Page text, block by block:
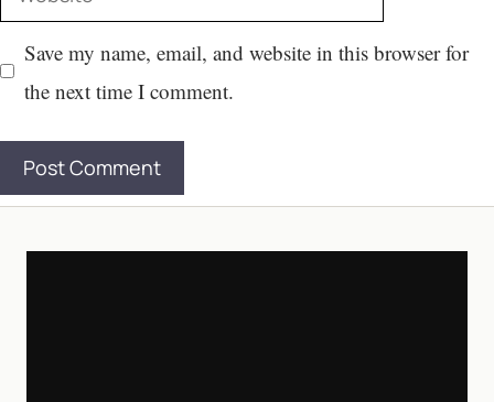
Save my name, email, and website in this browser for
the next time I comment.